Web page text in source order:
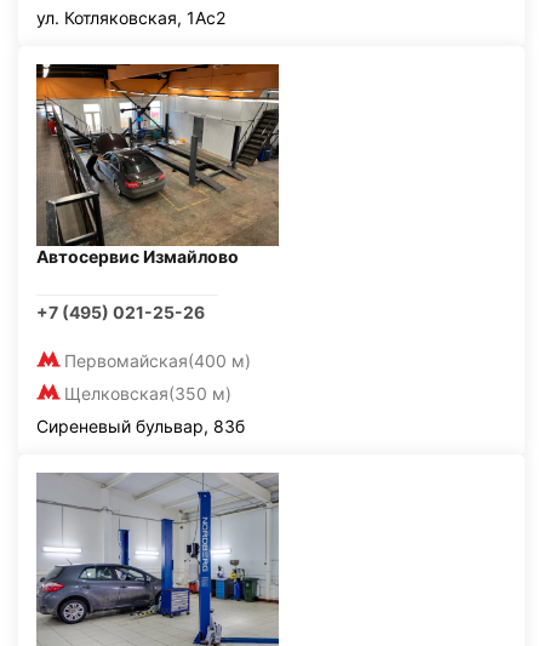
ул. Котляковская, 1Ас2
Автосервис Измайлово
+7 (495) 021-25-26
Первомайская(400 м)
Щелковская(350 м)
Сиреневый бульвар, 83б